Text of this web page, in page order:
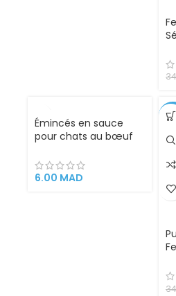
Émincés en sauce
pour chats au bœuf
6.00 MAD
-